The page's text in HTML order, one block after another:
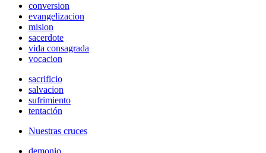
conversion
evangelizacion
mision
sacerdote
vida consagrada
vocacion
sacrificio
salvacion
sufrimiento
tentación
Nuestras cruces
demonio